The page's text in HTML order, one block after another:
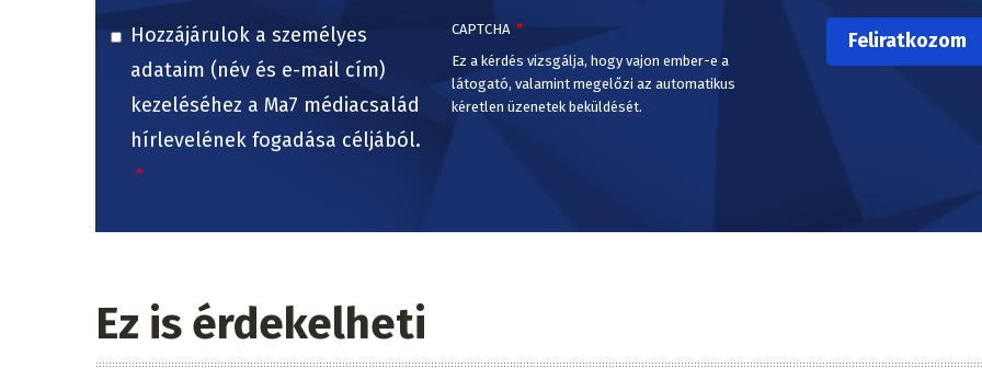
Hozzájárulok a személyes
adataim (név és e-mail cím)
kezeléséhez a Ma7 médiacsalád
hírlevelének fogadása céljából.
CAPTCHA
Ez a kérdés vizsgálja, hogy vajon ember-e a
látogató, valamint megelőzi az automatikus
kéretlen üzenetek beküldését.
Ez is érdekelheti